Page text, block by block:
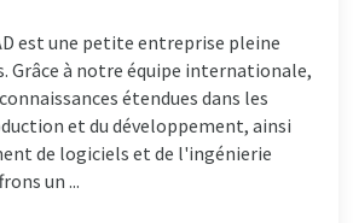
est une petite entreprise pleine
Grâce à notre équipe internationale,
étendues dans les
et du développement, ainsi
de logiciels et de l'ingénierie
un ...